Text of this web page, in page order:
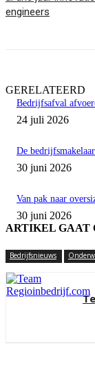
engineers
GERELATEERD
Bedrijfsafval
24 juli 2026
De
30 juni 2026
Van pak naar
30 juni 2026
ARTIKEL GAAT
Bedrijfsnieuws